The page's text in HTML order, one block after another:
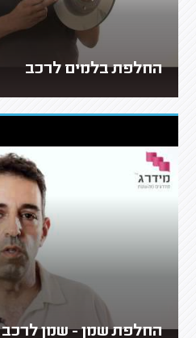
החלפת בלמים לרכב
החלפת שמן - שמן לרכב